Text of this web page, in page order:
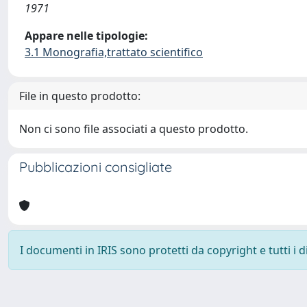
1971
Appare nelle tipologie:
3.1 Monografia,trattato scientifico
File in questo prodotto:
Non ci sono file associati a questo prodotto.
Pubblicazioni consigliate
I documenti in IRIS sono protetti da copyright e tutti i